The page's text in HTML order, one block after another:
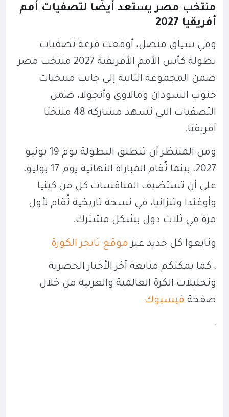
منتخب مصر يستعد أيضًا لتصفيات أمم
أفريقيا 2027
وفي سياق متصل، أوقعت قرعة تصفيات
بطولة كأس الأمم الأفريقية 2027
منتخب مصر
ضمن المجموعة الثانية إلى جانب منتخبات
جنوب السودان ومالاوي وأنجولا، ضمن
التصفيات التي تشهد مشاركة 48 منتخبًا
أفريقيًا.
ومن المنتظر أن تنطلق البطولة يوم 19 يونيو
2027، بينما تُقام المباراة النهائية يوم 17 يوليو،
على أن تستضيف المنافسات كل من كينيا
وأوغندا وتنزانيا، في نسخة تاريخية تُقام لأول
مرة في ثلاث دول بشكل مشترك.
وتابعوا كل جديد عبر موقع تايجر الكورة
، كما يمكنكم متابعة آخر الأخبار الحصرية
وتحليلات الكرة العالمية والعربية من خلال
صفحة فيسبوك
.